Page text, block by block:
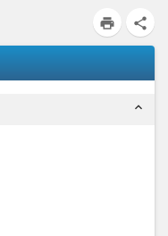
print share
expand_less